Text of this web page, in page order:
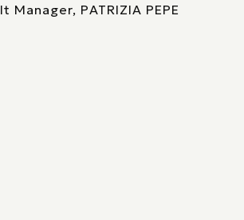
It Manager, PATRIZIA PEPE